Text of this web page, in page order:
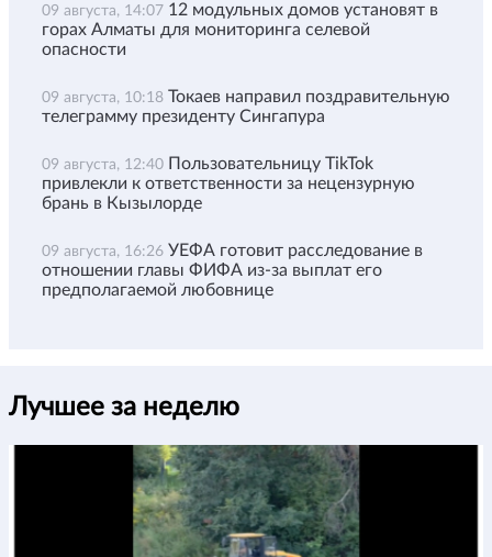
09 августа, 14:07 12 модульных домов установят в
горах Алматы для мониторинга селевой
опасности
09 августа, 10:18 Токаев направил поздравительную
телеграмму президенту Сингапура
09 августа, 12:40 Пользовательницу TikTok
привлекли к ответственности за нецензурную
брань в Кызылорде
09 августа, 16:26 УЕФА готовит расследование в
отношении главы ФИФА из-за выплат его
предполагаемой любовнице
Лучшее за неделю